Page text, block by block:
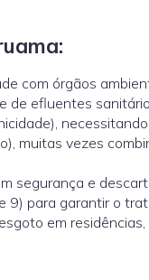
com órgãos
de efluentes
muitas vezes
segurança e
9) para garantir o
em